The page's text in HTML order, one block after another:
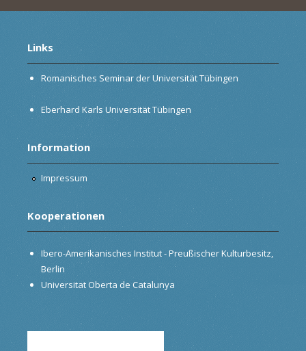
Links
Romanisches Seminar der Universität Tübingen
Eberhard Karls Universität Tübingen
Information
Impressum
Kooperationen
Ibero-Amerikanisches Institut - Preußischer Kulturbesitz,
Berlin
Universitat Oberta de Catalunya